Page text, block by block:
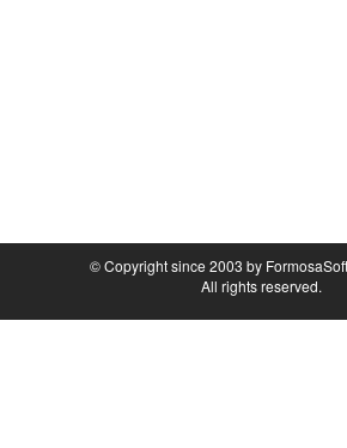
© Copyright since 2003 by
All rights reserved.